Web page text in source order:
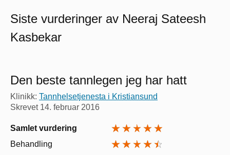
Siste vurderinger av Neeraj Sateesh
Kasbekar
Den beste tannlegen jeg har hatt
Klinikk: Tannhelsetjenesta i Kristiansund
Skrevet 14. februar 2016
Samlet vurdering
Behandling